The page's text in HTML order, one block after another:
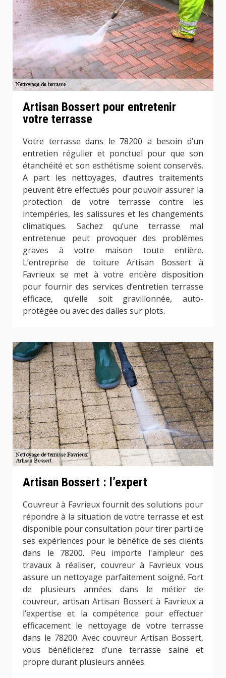
Artisan Bossert pour entretenir
votre terrasse
Votre terrasse dans le 78200 a besoin d’un
entretien régulier et ponctuel pour que son
étanchéité et son esthétisme soient conservés.
A part les nettoyages, d’autres traitements
peuvent être effectués pour pouvoir assurer la
protection de votre terrasse contre les
intempéries, les salissures et les changements
climatiques. Sachez qu’une terrasse mal
entretenue peut provoquer des problèmes
graves à votre maison toute entière.
L’entreprise de toiture Artisan Bossert à
Favrieux se met à votre entière disposition
pour fournir des services d’entretien terrasse
efficace, qu’elle soit gravillonnée, auto-
protégée ou avec des dalles sur plots.
Artisan Bossert : l’expert
Couvreur à Favrieux fournit des solutions pour
répondre à la situation de votre terrasse et est
disponible pour consultation pour tirer parti de
ses expériences pour le bénéfice de ses clients
dans le 78200. Peu importe l'ampleur des
travaux à réaliser, couvreur à Favrieux vous
assure un nettoyage parfaitement soigné. Fort
de plusieurs années dans le métier de
couvreur, artisan Artisan Bossert à Favrieux a
l’expertise et la compétence pour effectuer
efficacement le nettoyage de votre terrasse
dans le 78200. Avec couvreur Artisan Bossert,
vous bénéficierez d’une terrasse saine et
propre durant plusieurs années.